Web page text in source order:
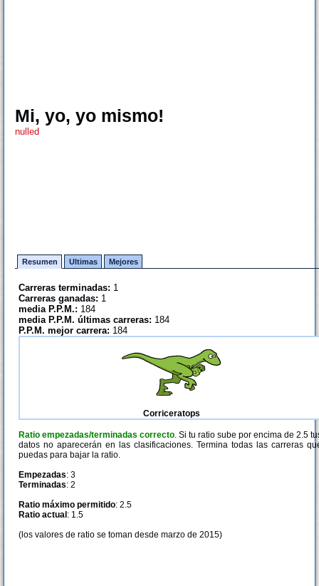
Mi, yo, yo mismo!
nulled
Resumen Ultimas Mejores
Carreras terminadas: 1
Carreras ganadas: 1
media P.P.M.: 184
media P.P.M. últimas carreras: 184
P.P.M. mejor carrera: 184
Corriceratops
Ratio empezadas/terminadas correcto. Si tu ratio sube por encima de 2.5
datos no aparecerán en las clasificaciones. Termina todas las carreras
puedas para bajar la ratio.
Empezadas: 3
Terminadas: 2
Ratio máximo permitido: 2.5
Ratio actual : 1.5
(los valores de ratio se toman desde marzo de 2015)